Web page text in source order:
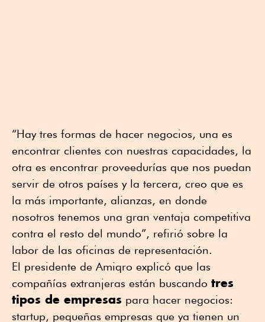
“Hay tres formas de hacer negocios, una es
encontrar clientes con nuestras capacidades, la
otra es encontrar proveedurías que nos puedan
servir de otros países y la tercera, creo que es
la más importante, alianzas, en donde
nosotros tenemos una gran ventaja competitiva
contra el resto del mundo”, refirió sobre la
labor de las oficinas de representación.
El presidente de Amiqro explicó que las
compañías extranjeras están buscando tres
tipos de empresas para hacer negocios:
startup, pequeñas empresas que ya tienen un